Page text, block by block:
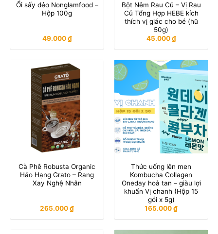
Ổi sấy dẻo Nonglamfood –
Hộp 100g
49.000₫
Bột Nêm Rau Củ – Vị Rau
Củ Tổng Hợp HEBE kích
thích vị giác cho bé (hũ
50g)
45.000₫
Cà Phê Robusta Organic
Hảo Hạng Grato – Rang
Xay Nghệ Nhân
265.000₫
Thức uống lên men
Kombucha Collagen
Oneday hoà tan – giàu lợi
khuẩn Vị chanh (Hộp 15
gói x 5g)
165.000₫